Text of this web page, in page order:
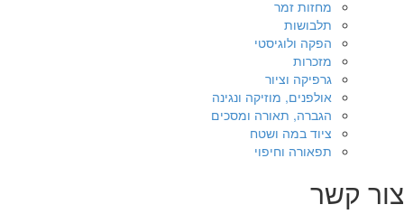
מחזות זמר
תלבושות
הפקה ולוגיסטי
מזכרות
גרפיקה וציור
אולפנים, מוזיקה ונגינה
הגברה, תאורה ומסכים
ציוד במה ושטח
תפאורה וחיפוי
צור קשר